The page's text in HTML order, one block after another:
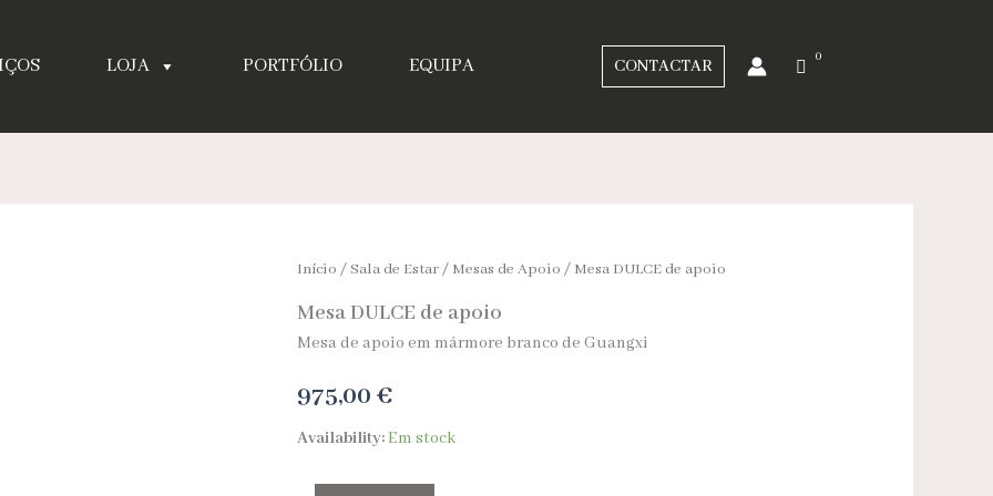
LOJA PORTFÓLIO EQUIPA CONTACTAR
Início /Sala de Estar/ Mesas de Apoio / Mesa DULCE de apoio
Mesa DULCE de apoio
Mesa de apoio em mármore branco de Guangxi
975,00€
Availability:Em stock
Quantidade
Mesa
DULCE